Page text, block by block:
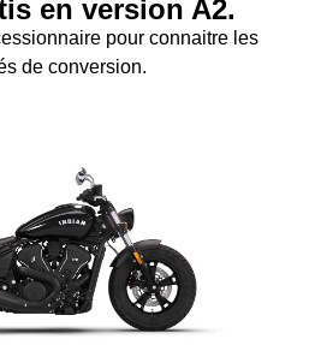
en version A2.
pour connaitre les
de conversion.